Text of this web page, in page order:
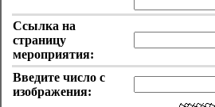
Ссылка на
страницу
мероприятия:
Введите число с
изображения: